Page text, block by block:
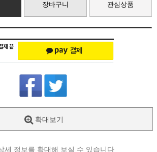
장바구니 관심상품
확대보기
세 정보를 확대해 보실 수 있습니다